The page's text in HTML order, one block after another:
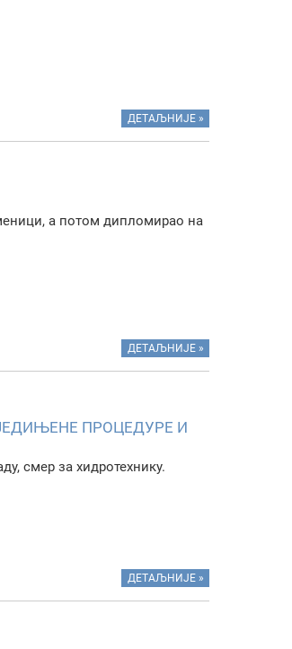
ДЕТАЉНИЈЕ »
а потом дипломирао на
ДЕТАЉНИЈЕ »
ПРОЦЕДУРЕ И
смер за хидротехнику.
ДЕТАЉНИЈЕ »